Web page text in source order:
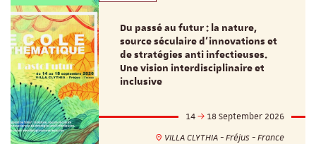
Du passé au futur : la nature,
source séculaire d’innovations et
de stratégies anti infectieuses.
Une vision interdisciplinaire et
inclusive
14
18 September 2026
VILLA CLYTHIA - Fréjus - France